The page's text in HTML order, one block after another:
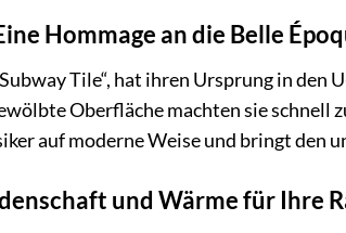
Hommage an die Belle
Tile“, hat ihren Ursprung in
Oberfläche machten sie
auf moderne Weise und bringt den
und Wärme für Ihre